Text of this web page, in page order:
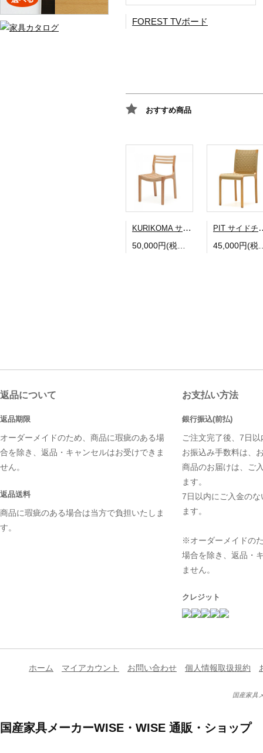
FOREST TVボード
おすすめ商品
KURIKOMA サイドチェア PIT
返品について
返品期限
オーダーメイドのため、商品に瑕疵のある場
合を除き、返品・キャンセルはお受けできま
せん。
返品送料
商品に瑕疵のある場合は当方で負担いたしま
す。
お支払い方法
銀行振込(前払)
ご注文完了後、7日
お振込み手数料は、
商品のお届けは、ご
ます。
7日以内にご入金の
ます。
※オーダーメイドの
場合を除き、返品・
ません。
クレジット
ホーム マイアカウント お問い合わせ 個人情報取扱規約
国産家具
国産家具メーカーWISE・WISE 通販・ショップ